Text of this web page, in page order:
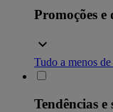
Promoções e
Tudo a menos
Tendências e